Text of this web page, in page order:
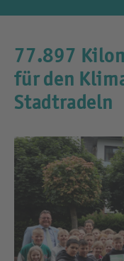
77.897
für den
Stadtradeln